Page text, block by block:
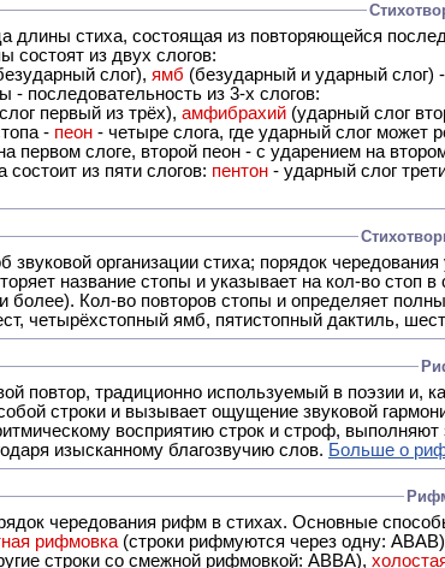
длины стиха, состоящая из повторяющейся
состоят из двух слогов:
слог), ямб (безударный и ударный слог)
- последовательность из 3-х слогов:
первый из трёх), амфибрахий (ударный слог
- пеон - четыре слога, где ударный слог может
первом слоге, второй пеон - с ударением на
состоит из пяти слогов: пентон - ударный слог
звуковой организации стиха; порядок
название стопы и указывает на кол-во стоп
более). Кол-во повторов стопы и определяет
четырёхстопный ямб, пятистопный дактиль,
- это звуковой повтор, традиционно
строки и вызывает ощущение звуковой
восприятию строк и строф,
изысканному благозвучию слов. Больше о
чередования рифм в стихах. Основные
рифмовка (строки рифмуются через одну:
две другие строки со смежной рифмовкой: ABBA),